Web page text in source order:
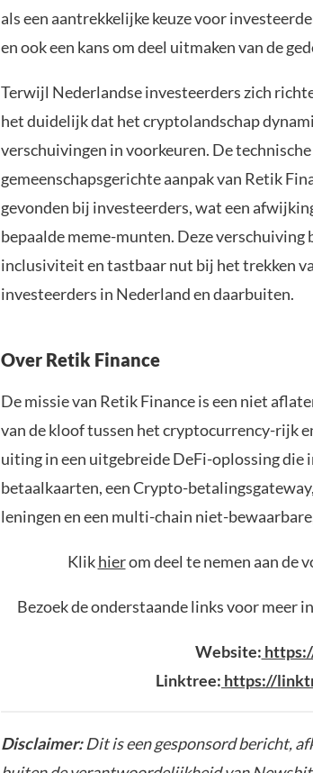
als een aantrekkelijke keuze voor
en ook een kans om deel uitmaken van de
Terwijl Nederlandse investeerders zich
het duidelijk dat het cryptolandschap
verschuivingen in voorkeuren. De
gemeenschapsgerichte aanpak van Retik
gevonden bij investeerders, wat een
bepaalde meme-munten. Deze
inclusiviteit en tastbaar nut bij het trekken
investeerders in Nederland en daarbuiten.
Over Retik Finance
De missie van Retik Finance is een niet
van de kloof tussen het cryptocurrency-rijk
uiting in een uitgebreide DeFi-oplossing
betaalkaarten, een Crypto-
leningen en een multi-chain niet-
Klikhierom deel te nemen aan de
Bezoek de onderstaande links voor meer
Website:
Linktree: https://
Disclaimer:Dit is een gesponsord bericht,